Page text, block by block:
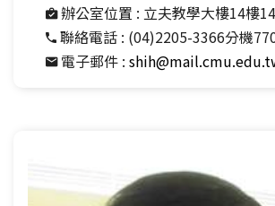
辦公室位置 : 立夫教學大樓14樓
聯絡電話 : (04)2205-3366分機
電子郵件 :